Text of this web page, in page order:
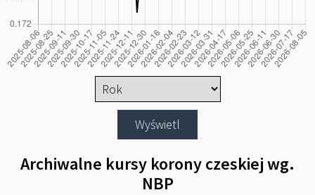
Archiwalne kursy korony czeskiej wg.
NBP